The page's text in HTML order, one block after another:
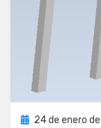
Publicada
24 de enero